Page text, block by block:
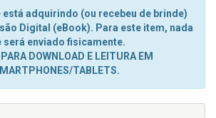
está adquirindo (ou recebeu de brinde)
Digital (eBook). Para este item, nada
será enviado fisicamente.
DOWNLOAD E LEITURA EM
TABLETS.